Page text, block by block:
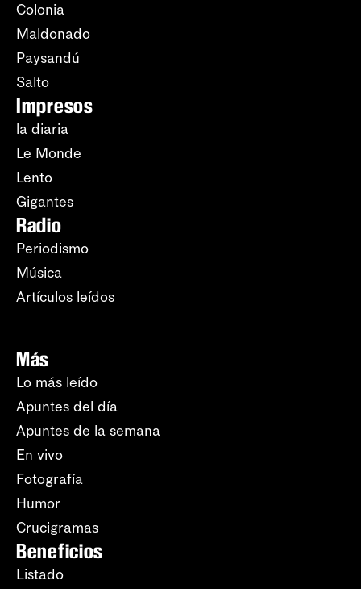
Colonia
Maldonado
Paysandú
Salto
Impresos
la diaria
Le Monde
Lento
Gigantes
Radio
Periodismo
Música
Artículos leídos
Más
Lo más leído
Apuntes del día
Apuntes de la semana
En vivo
Fotografía
Humor
Crucigramas
Beneficios
Listado